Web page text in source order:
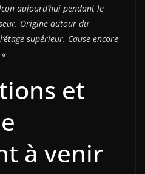
aujourd’hui pendant le
Origine autour du
supérieur. Cause encore
et
à venir